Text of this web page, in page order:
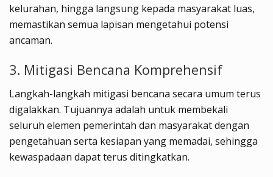
kelurahan, hingga langsung kepada masyarakat luas,
memastikan semua lapisan mengetahui potensi
ancaman.
3. Mitigasi Bencana Komprehensif
Langkah-langkah mitigasi bencana secara umum terus
digalakkan. Tujuannya adalah untuk membekali
seluruh elemen pemerintah dan masyarakat dengan
pengetahuan serta kesiapan yang memadai, sehingga
kewaspadaan dapat terus ditingkatkan.